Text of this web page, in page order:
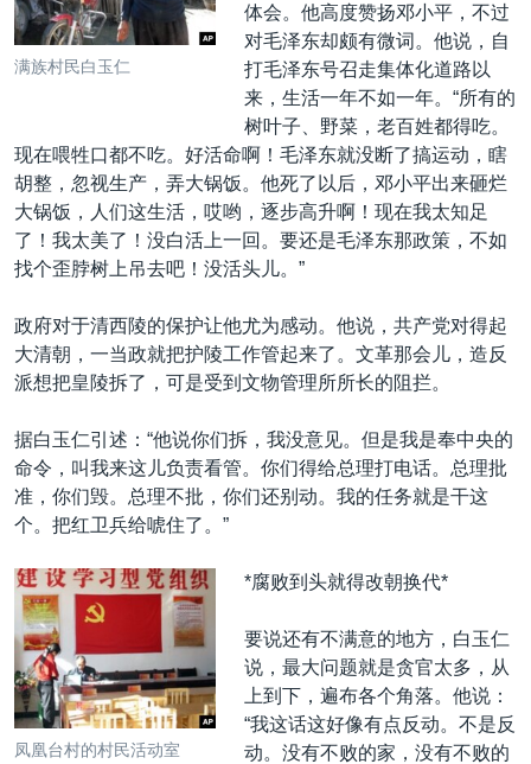
满族村民白玉仁
体会。他高度赞扬邓小平，不过
对毛泽东却颇有微词。他说，自
打毛泽东号召走集体化道路以
来，生活一年不如一年。“所有的
树叶子、野菜，老百姓都得吃。
现在喂牲口都不吃。好活命啊！毛泽东就没断了搞运动，瞎
胡整，忽视生产，弄大锅饭。他死了以后，邓小平出来砸烂
大锅饭，人们这生活，哎哟，逐步高升啊！现在我太知足
了！我太美了！没白活上一回。要还是毛泽东那政策，不如
找个歪脖树上吊去吧！没活头儿。”
政府对于清西陵的保护让他尤为感动。他说，共产党对得起
大清朝，一当政就把护陵工作管起来了。文革那会儿，造反
派想把皇陵拆了，可是受到文物管理所所长的阻拦。
据白玉仁引述：“他说你们拆，我没意见。但是我是奉中央的
命令，叫我来这儿负责看管。你们得给总理打电话。总理批
准，你们毁。总理不批，你们还别动。我的任务就是干这
个。把红卫兵给唬住了。”
凤凰台村的村民活动室
*腐败到头就得改朝换代*
要说还有不满意的地方，白玉仁
说，最大问题就是贪官太多，从
上到下，遍布各个角落。他说：
“我这话这好像有点反动。不是反
动。没有不败的家，没有不败的